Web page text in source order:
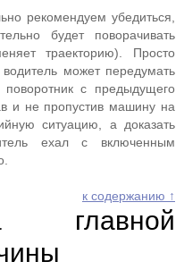
рекомендуем убедиться,
будет поворачивать
траекторию). Просто
водитель может передумать
с предыдущего
и не пропустив машину на
ситуацию, а доказать
ехал с включенным
к содержанию ↑